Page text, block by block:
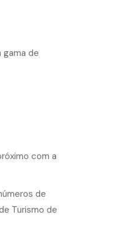
de
com a
de
Turismo de